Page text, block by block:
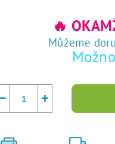
🔥
Můžeme
+
−